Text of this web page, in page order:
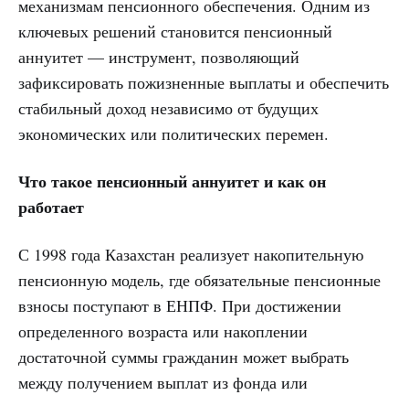
механизмам пенсионного обеспечения. Одним из
ключевых решений становится пенсионный
аннуитет — инструмент, позволяющий
зафиксировать пожизненные выплаты и обеспечить
стабильный доход независимо от будущих
экономических или политических перемен.
Что такое пенсионный аннуитет и как он
работает
С 1998 года Казахстан реализует накопительную
пенсионную модель, где обязательные пенсионные
взносы поступают в ЕНПФ. При достижении
определенного возраста или накоплении
достаточной суммы гражданин может выбрать
между получением выплат из фонда или